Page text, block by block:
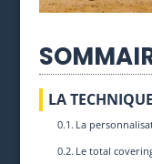
LA
La
Le total